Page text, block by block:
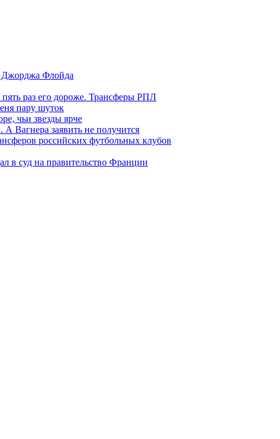
Джорджа Флойда
пять раз его дороже. Трансферы РПЛ
пару шуток
чьи звезды ярче
Вагнера заявить не получится
российских футбольных клубов
в суд на правительство Франции